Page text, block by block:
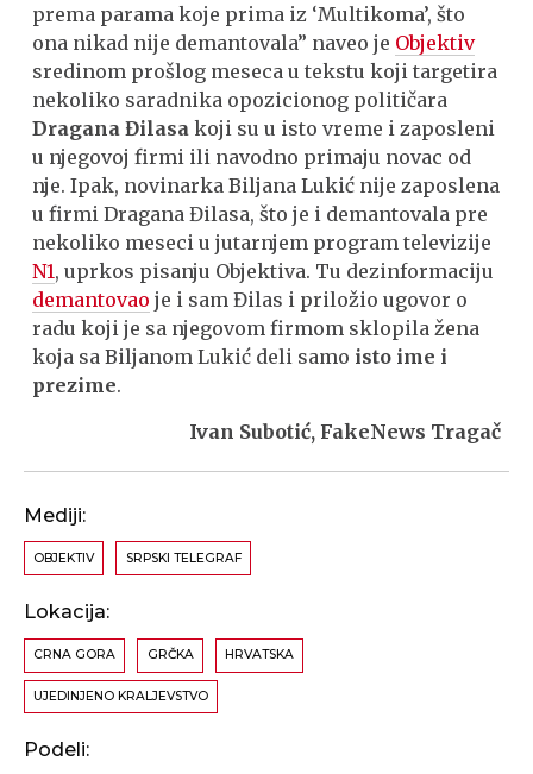
prema parama koje prima iz ‘Multikoma’, što
ona nikad nije demantovala” naveo je Objektiv
sredinom prošlog meseca u tekstu koji targetira
nekoliko saradnika opozicionog političara
Dragana Đilasa koji su u isto vreme i zaposleni
u njegovoj firmi ili navodno primaju novac od
nje. Ipak, novinarka Biljana Lukić nije zaposlena
u firmi Dragana Đilasa, što je i demantovala pre
nekoliko meseci u jutarnjem program televizije
N1, uprkos pisanju Objektiva. Tu dezinformaciju
demantovao je i sam Đilas i priložio ugovor o
radu koji je sa njegovom firmom sklopila žena
koja sa Biljanom Lukić deli samo isto ime i
prezime.
Ivan Subotić, FakeNews Tragač
Mediji:
OBJEKTIV SRPSKI TELEGRAF
Lokacija:
CRNA GORA GRČKA HRVATSKA
UJEDINJENO KRALJEVSTVO
Podeli: